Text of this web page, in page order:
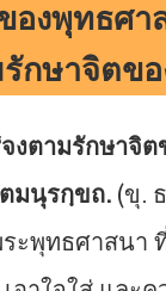
องพุทธศา
กษาจิตข
งตามรักษาจิ
มนุรกฺขถ.(ขุ.
พุทธศาสนา